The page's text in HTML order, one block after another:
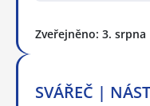
Zveřejněno: 3. srpna
SVÁŘEČ |